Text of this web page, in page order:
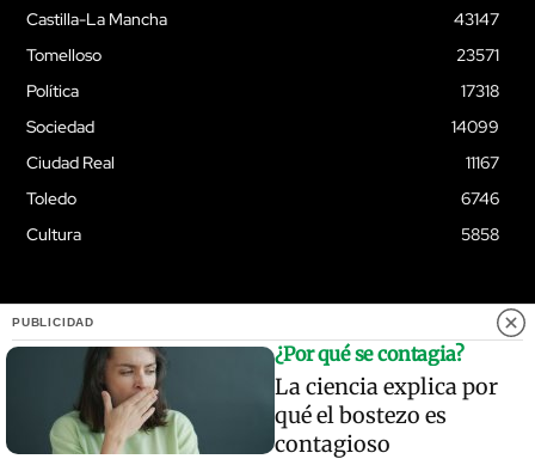
Castilla-La Mancha
43147
Tomelloso
23571
Política
17318
Sociedad
14099
Ciudad Real
11167
Toledo
6746
Cultura
5858
© Quixoteus
PUBLICIDAD
¿Por qué se contagia?
La ciencia explica por
qué el bostezo es
contagioso